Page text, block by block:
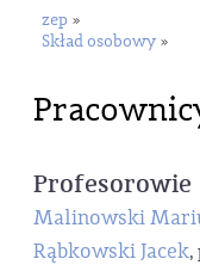
zep »
Skład osobowy »
Profesorowie
Malinowski
Rąbkowski Jacek,